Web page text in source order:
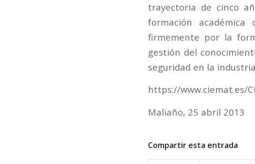
trayectoria de cinco
formación
firmemente por la
gestión del
seguridad en la
https://www.ciemat.es/
Maliaño, 25 abril 2013
Compartir esta entrada